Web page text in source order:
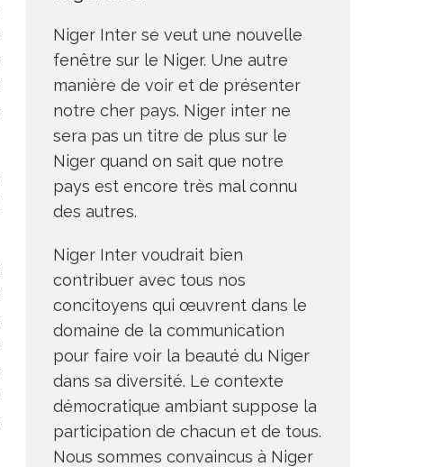
Niger Inter se veut une nouvelle
fenêtre sur le Niger. Une autre
manière de voir et de présenter
notre cher pays. Niger inter ne
sera pas un titre de plus sur le
Niger quand on sait que notre
pays est encore très mal connu
des autres.
Niger Inter voudrait bien
contribuer avec tous nos
concitoyens qui œuvrent dans le
domaine de la communication
pour faire voir la beauté du Niger
dans sa diversité. Le contexte
démocratique ambiant suppose la
participation de chacun et de tous.
Nous sommes convaincus à Niger